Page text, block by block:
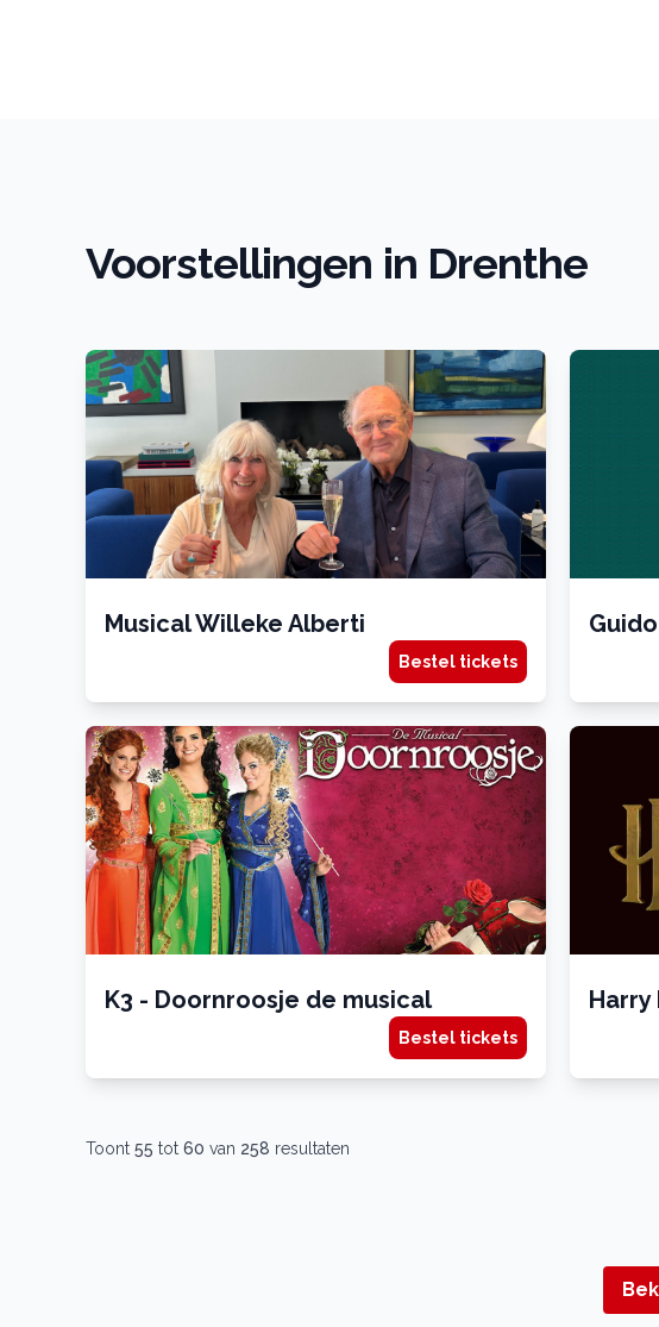
Voorstellingen in Drenthe
Musical Willeke Alberti
Bestel tickets
K3 - Doornroosje de musical
Bestel tickets
Toont 55 tot 60 van 258 resultaten